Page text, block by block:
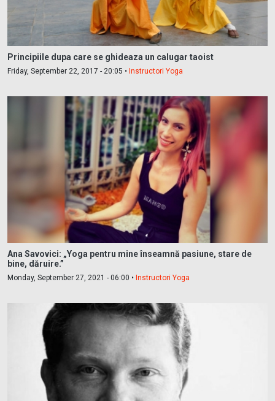
Principiile dupa care se ghideaza un calugar taoist
Friday, September 22, 2017 - 20:05 • Instructori Yoga
Ana Savovici: „Yoga pentru mine înseamnă pasiune, stare de
bine, dăruire.”
Monday, September 27, 2021 - 06:00 • Instructori Yoga